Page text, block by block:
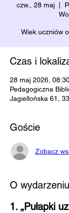
czw., 28 maj
Wiek uczniów
Czas i
28 maj 2026,
Pedagogiczna
Jagiellońska 61,
Goście
Zobacz
O wydarzeniu
1. „Pułapki